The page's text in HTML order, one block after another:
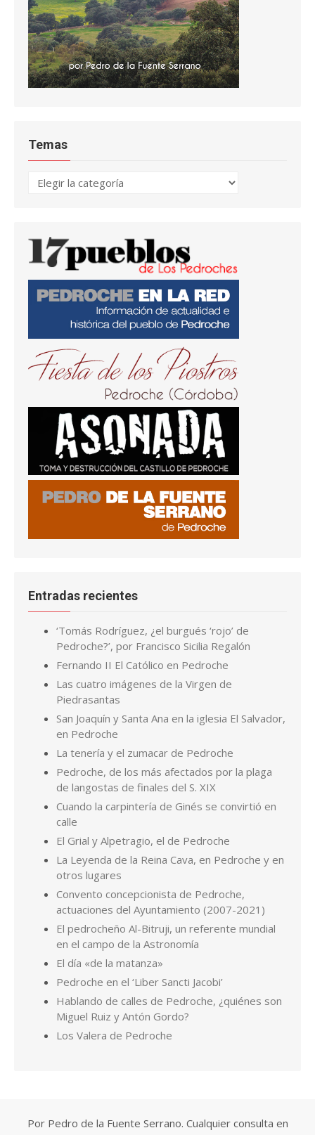
Temas
Temas
Entradas recientes
‘Tomás Rodríguez, ¿el burgués ‘rojo’ de
Pedroche?’, por Francisco Sicilia Regalón
Fernando II El Católico en Pedroche
Las cuatro imágenes de la Virgen de
Piedrasantas
San Joaquín y Santa Ana en la iglesia El Salvador,
en Pedroche
La tenería y el zumacar de Pedroche
Pedroche, de los más afectados por la plaga
de langostas de finales del S. XIX
Cuando la carpintería de Ginés se convirtió en
calle
El Grial y Alpetragio, el de Pedroche
La Leyenda de la Reina Cava, en Pedroche y en
otros lugares
Convento concepcionista de Pedroche,
actuaciones del Ayuntamiento (2007-2021)
El pedrocheño Al-Bitruji, un referente mundial
en el campo de la Astronomía
El día «de la matanza»
Pedroche en el ‘Liber Sancti Jacobi’
Hablando de calles de Pedroche, ¿quiénes son
Miguel Ruiz y Antón Gordo?
Los Valera de Pedroche
Por Pedro de la Fuente Serrano. Cualquier consulta en